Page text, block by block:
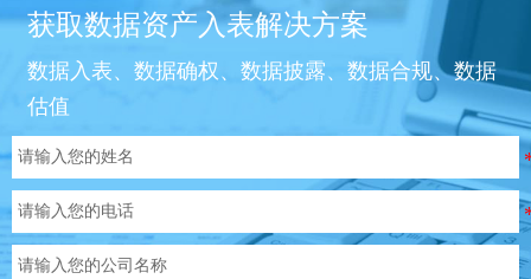
获取数据资产入表解决方案
数据入表、数据确权、数据披露、数据合规、数据
估值